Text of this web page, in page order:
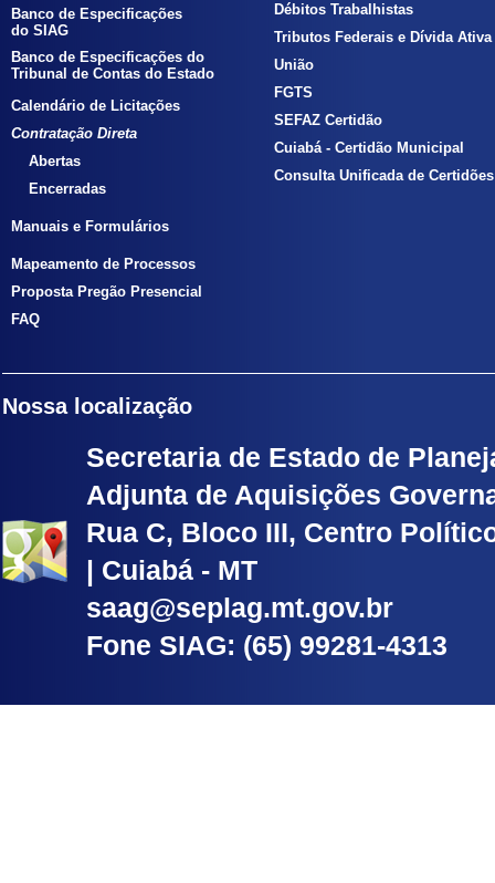
Banco de Especificações
do SIAG
Banco de Especificações do
Tribunal de Contas do Estado
Calendário de Licitações
Contratação Direta
Abertas
Encerradas
Manuais e Formulários
Mapeamento de Processos
Proposta Pregão Presencial
FAQ
Débitos Trabalhistas
Tributos Federais e Dívida Ativa
União
FGTS
SEFAZ Certidão
Cuiabá - Certidão Municipal
Consulta Unificada de Certidões
Nossa localização
Secretaria de Estado de
Adjunta de Aquisições
Rua C, Bloco III, Centro
| Cuiabá - MT
saag@seplag.mt.gov.br
Fone SIAG: (65) 99281-4313